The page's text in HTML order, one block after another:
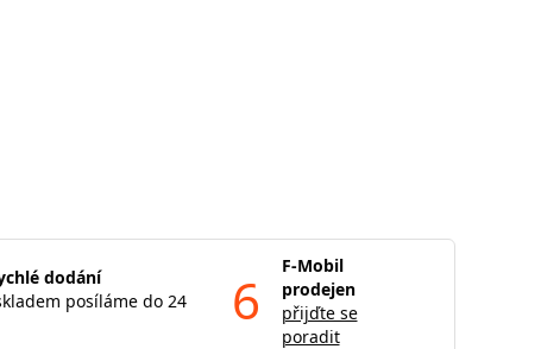
dodání
posíláme do 24
6
F-Mobil
prodejen
přijďte se
poradit